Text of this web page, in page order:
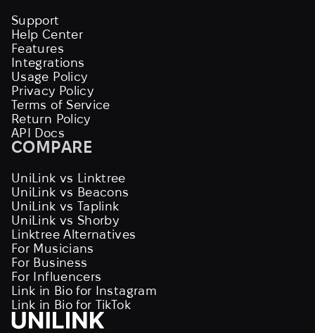
Support
Help Center
Features
Integrations
Usage Policy
Privacy Policy
Terms of Service
Return Policy
API Docs
COMPARE
UniLink vs Linktree
UniLink vs Beacons
UniLink vs Taplink
UniLink vs Shorby
Linktree Alternatives
For Musicians
For Business
For Influencers
Link in Bio for Instagram
Link in Bio for TikTok